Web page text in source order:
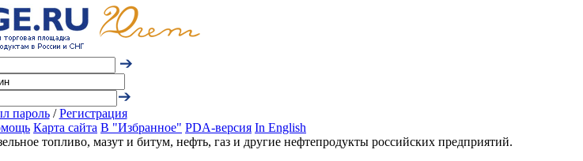
пароль/Регистрация
Карта сайта В "Избранное" PDA-версия In English
топливо, мазут и битум, нефть, газ и другие нефтепродукты российских предприятий.